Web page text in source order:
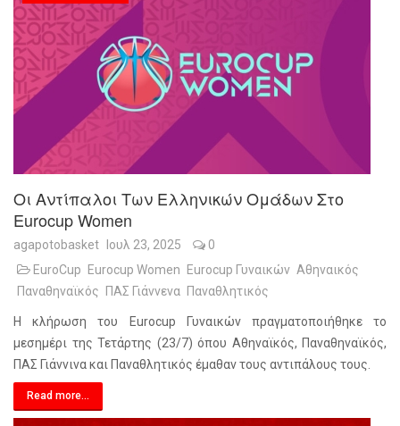
Οι Αντίπαλοι Των Ελληνικών Ομάδων Στο
Eurocup Women
agapotobasket Ιουλ 23, 2025
0
EuroCup
Eurocup Women Eurocup Γυναικών Αθηναικός
Παναθηναϊκός
ΠΑΣ Γιάννενα Παναθλητικός
Η κλήρωση του Eurocup Γυναικών πραγματοποιήθηκε το
μεσημέρι της Τετάρτης (23/7) όπου Αθηναϊκός, Παναθηναϊκός,
ΠΑΣ Γιάννινα και Παναθλητικός έμαθαν τους αντιπάλους τους.
Read more...